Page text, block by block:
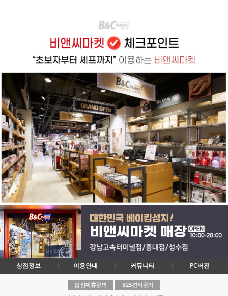
상점정보 이용안내 커뮤니티 PC버전
입점제휴문의
B2B견적문의